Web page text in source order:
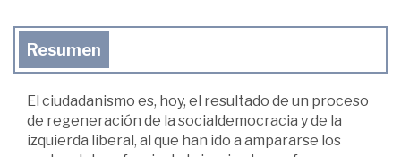
Resumen
El ciudadanismo es, hoy, el resultado de un proceso
de regeneración de la socialdemocracia y de la
izquierda liberal, al que han ido a ampararse los